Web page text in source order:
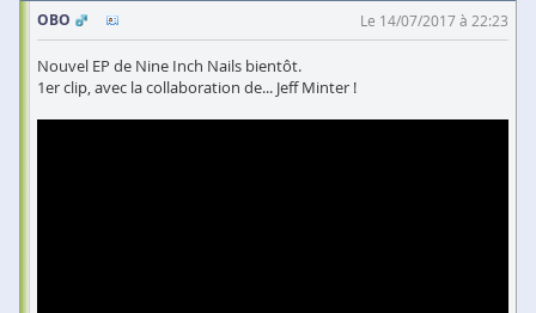
OBO
Le 14/07/2017 à 22:23
Nouvel EP de Nine Inch Nails bientôt.
1er clip, avec la collaboration de... Jeff Minter !